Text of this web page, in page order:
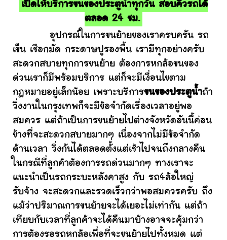
เปิดให้บริการขนของประตูน้ำทุกวัน สอบคิวรถได้
ตลอด 24 ชม.
อุปกรณ์ในการขนย้ายของเราครบครัน รถ
เข็น เชือกมัด กระดาษปูรองพื้น เรามีทุกอย่างครับ
สะดวกสบายทุกการขนย้าย ต้องการหกล้อขนของ
ด่วนเราก็มีพร้อมบริการ แต่ก็จะมีเงื่อนไขตาม
กฎหมายอยู่เล็กน้อย เพราะบริการขนของประตูน้ำถ้า
วิ่งงานในกรุงเทพก็จะมีข้อจำกัดเรื่องเวลาอยู่พอ
สมควร แต่ถ้าเป็นการขนย้ายไปต่างจังหวัดอันนี้ค่อน
ข้างที่จะสะดวกสบายมากๆ เนื่องจากไม่มีข้อจำกัด
ด้านเวลา วิ่งกันได้ตลอดตั้งแต่เช้าไปจนถึงกลางคืน
ในกรณีที่ลูกค้าต้องการรถด่วนมากๆ ทางเราจะ
แนะนำเป็นรถกระบะหลังคาสูง กับ รถ4ล้อใหญ่
รับจ้าง จะสะดวกและรวดเร็วกว่าพอสมควรครับ ถึง
แม้ว่าปริมาณการขนย้ายจะได้เยอะไม่เท่ากัน แต่ถ้า
เทียบกับเวลาที่ลูกค้าจะได้คืนมาบ้างอาจจะคุ้มกว่า
การต้องรอรถหกล้อเพื่อที่จะขนย้ายไปทั้งหมด แต่